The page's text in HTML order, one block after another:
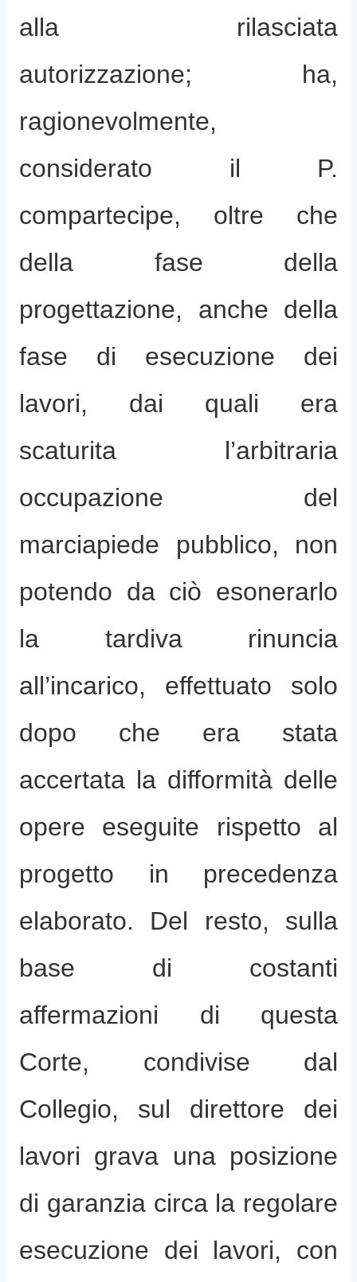
alla rilasciata
autorizzazione; ha,
ragionevolmente,
considerato il P.
compartecipe, oltre che
della fase della
progettazione, anche della
fase di esecuzione dei
lavori, dai quali era
scaturita l’arbitraria
occupazione del
marciapiede pubblico, non
potendo da ciò esonerarlo
la tardiva rinuncia
all’incarico, effettuato solo
dopo che era stata
accertata la difformità delle
opere eseguite rispetto al
progetto in precedenza
elaborato. Del resto, sulla
base di costanti
affermazioni di questa
Corte, condivise dal
Collegio, sul direttore dei
lavori grava una posizione
di garanzia circa la regolare
esecuzione dei lavori, con